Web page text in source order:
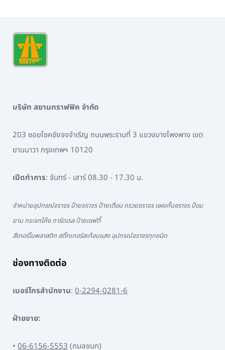
บริษัท สยามทราฟฟิค จำกัด
203 ซอยโชคชัยจงจำเริญ ถนนพระรามที่ 3 แขวงบางโพงพาง เขต
ยานนาวา กรุงเทพฯ 10120
เปิดทำการ: จันทร์ - เสาร์ 08.30 - 17.30 น.
จำหน่ายอุปกรณ์จราจร ป้ายจราจร ป้ายเตือน กรวยจราจร แผงกั้นจราจร ป้อม
ยาม กระจกโค้ง การ์ดเรล ป้ายเซฟตี้
สีเทอร์โมพลาสติก สติ๊กเกอร์สะท้อนแสง อุปกรณ์จราจรทุกชนิด
ช่องทางติดต่อ
เบอร์โทรสำนักงาน: 0-2294-0281-6
ฝ่ายขาย:
• 06-6156-5553(กมลชนก)